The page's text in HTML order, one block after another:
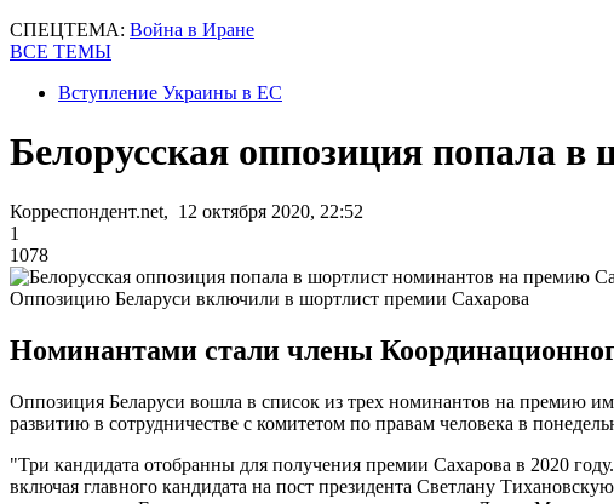
СПЕЦТЕМА: Война в Иране
ВСЕ ТЕМЫ
Вступление Украины в ЕС
Белорусская оппозиция попала
Корреспондент.net, 12 октября 2020, 22:52
1
1078
Оппозицию Беларуси включили в шортлист премии Сахарова
Номинантами стали члены
Оппозиция Беларуси вошла в список из трех номинантов на премию
развитию в сотрудничестве с комитетом по правам человека в
"Три кандидата отобранны для получения премии Сахарова в 2020
включая главного кандидата на пост президента Светлану